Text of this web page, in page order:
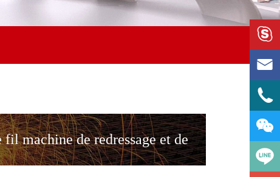
machine de redressage et de



